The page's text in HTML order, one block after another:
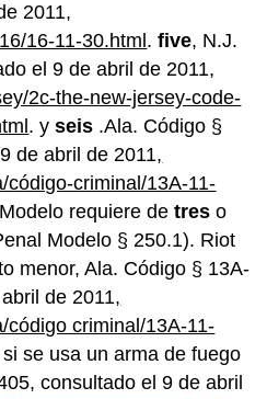
2011,
16-11-30.html .five, N.J.
el 9 de abril de 2011,
2c-the-new-jersey-code-
. yseis .Ala. Código §
de abril de 2011,
código-criminal/13A-11-
requiere detres o
Modelo § 250.1). Riot
menor, Ala. Código § 13A-
de 2011,
código criminal/13A-11-
se usa un arma de fuego
consultado el 9 de abril